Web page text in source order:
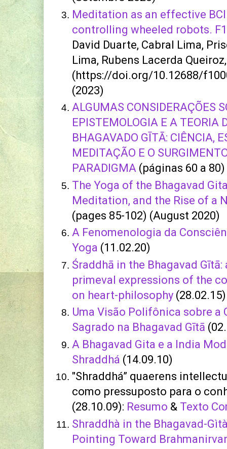
Meditation as an effective
controlling wheeled robots.
David Duarte, Cabral Lima,
Lima, Rubens Lacerda
(https://doi.org/10.12688/
(2023)
ALGUMAS CONSIDERAÇÕES
EPISTEMOLOGIA E A TEORIA
BHAGAVADO GĪTĀ: CIÊNCIA,
MEDITAÇÃO E O
PARADIGMA (páginas 60 a
The Yoga of the Bhagavad
Meditation, and the Rise of a
(pages 85-102) (August 2020)
A Fenomenologia da
Yoga (11.02.20)
Śraddhā in the Bhagavad
primeval expressions of the
on heart-philosophy (28.02.15)
Uma Visão Polifônica sobre a
Sagrado na Bhagavad Gītā
A Bhagavad Gita e a India
Shraddhá (14.09.10)
"Shraddhá” quaerens
como pressuposto para o
(28.10.09): Resumo & Texto
Shraddhà in the Bhagavad-
Pointing Toward